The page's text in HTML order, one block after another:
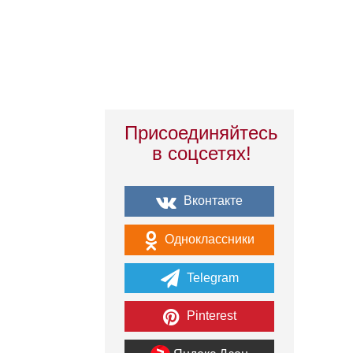
Присоединяйтесь
в соцсетях!
Вконтакте
Одноклассники
Telegram
Pinterest